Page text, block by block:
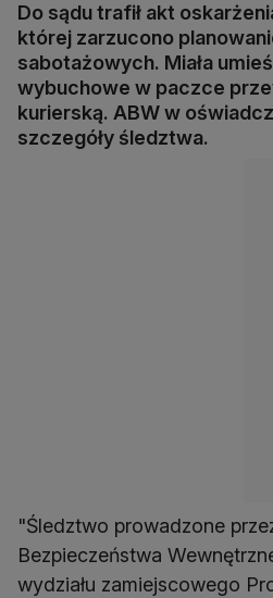
Do sądu trafił akt
której zarzucono
sabotażowych. Miała
wybuchowe w paczce
kurierską. ABW w
szczegóły śledztwa.
"Śledztwo prowadzone
Bezpieczeństwa
wydziału zamiejscowego